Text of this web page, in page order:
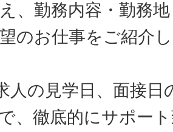
、勤務内容・勤務
のお仕事をご紹介
人の見学日、面接日
、徹底的にサポー